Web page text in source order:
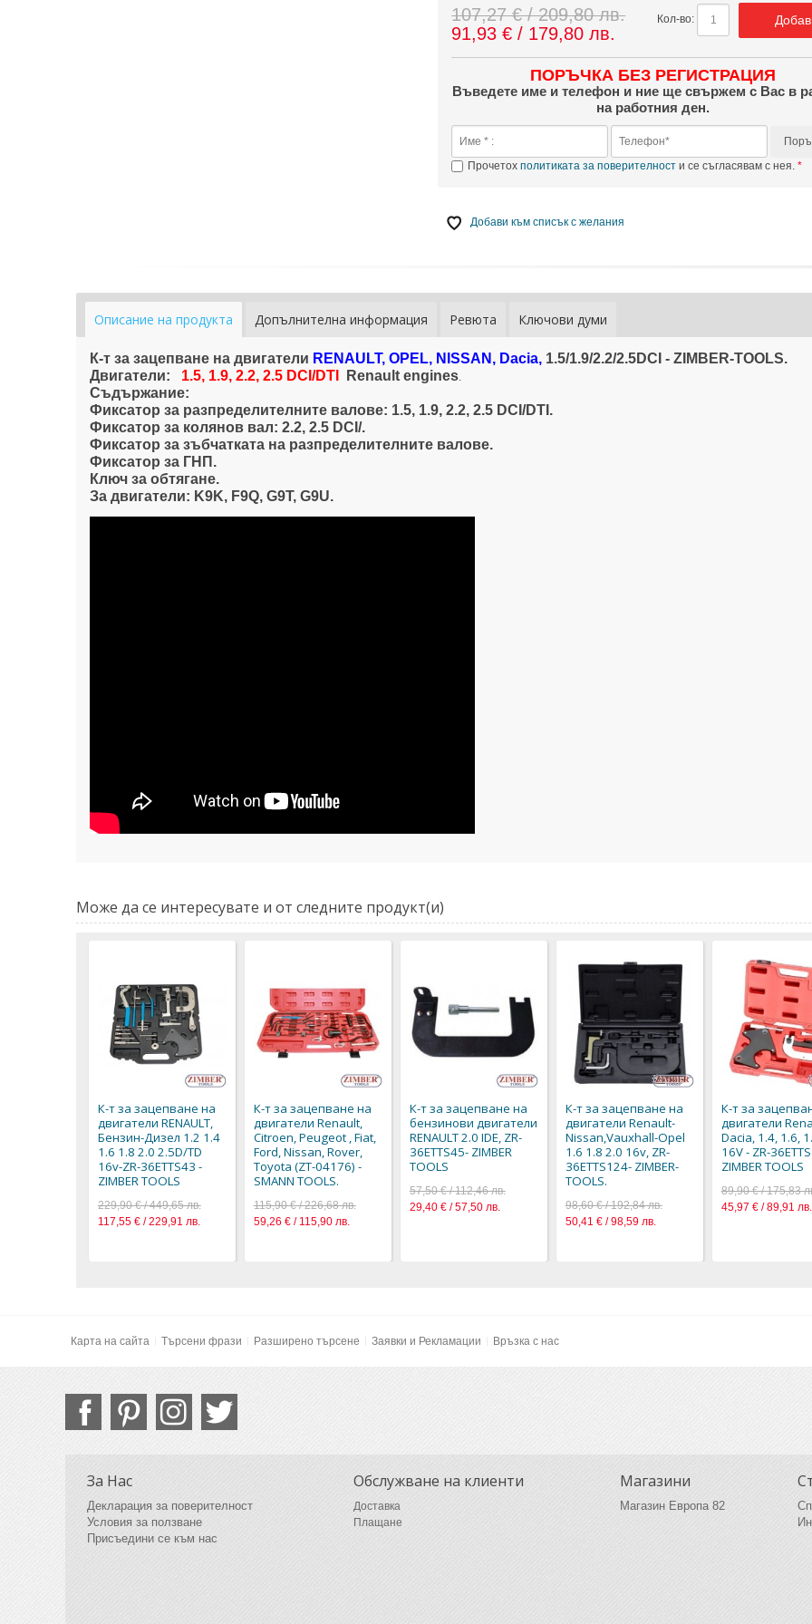
107,27 € / 209,80 лв.
91,93 € / 179,80 лв.
Кол-во:
ПОРЪЧКА БЕЗ РЕГИСТРАЦИЯ
Въведете име и телефон и ние ще свържем с Вас в
на работния ден.
Прочетохполитиката за поверителност и се съгласявам с нея.
Добави към списък с желания
Описание на продукта Допълнителна информация Ревюта Ключови думи
К-т за зацепване на двигатели RENAULT, OPEL, NISSAN, Dacia, 1.5/1.9/2.2/2.5DCI - ZIMBER-TOOLS.
Двигатели:
1.5, 1.9, 2.2, 2.5 DCI/DTI Renault engines.
Съдържание:
Фиксатор за разпределителните валове: 1.5, 1.9, 2.2, 2.5 DCI/DTI.
Фиксатор за колянов вал: 2.2, 2.5 DCI/.
Фиксатор за зъбчатката на разпределителните валове.
Фиксатор за ГНП.
Ключ за обтягане.
За двигатели: K9K, F9Q, G9T, G9U.
К-т за
Може да се интересувате и от следните продукт(и)
К-т за зацепване на
двигатели RENAULT,
Бензин-Дизел 1.2 1.4
1.6 1.8 2.0 2.5D/TD
16v-ZR-36ETTS43 -
ZIMBER TOOLS
229,90 € / 449,65 лв.
117,55 € / 229,91 лв.
К-т за зацепване на
двигатели Renault,
Citroen, Peugeot , Fiat,
Ford, Nissan, Rover,
Toyota (ZT-04176) -
SMANN TOOLS.
115,90 € / 226,68 лв.
59,26 € / 115,90 лв.
К-т за зацепване на
бензинови двигатели
RENAULT 2.0 IDE, ZR-
36ETTS45- ZIMBER
TOOLS
57,50 € / 112,46 лв.
29,40 € / 57,50 лв.
К-т за зацепване на
двигатели Renault-
Nissan,Vauxhall-Opel
1.6 1.8 2.0 16v, ZR-
36ETTS124- ZIMBER-
TOOLS.
98,60 € / 192,84 лв.
50,41 € / 98,59 лв.
К-т за
двигатели
Dacia, 1.4, 1.6,
16V - ZR-
ZIMBER TOOLS
89,90 € / 175,83
45,97 € / 89,91 лв.
Карта на сайта Търсени фрази Разширено търсене Заявки и Рекламации Връзка с нас
За Нас
Декларация за поверителност
Условия за ползване
Присъедини се към нас
Обслужване на клиенти
Доставка
Плащане
Магазини
Магазин Европа 82